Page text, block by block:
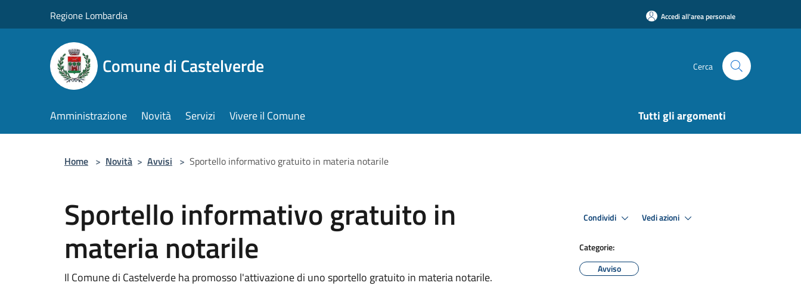
Regione Lombardia Accedi all'area personale
Comune di Castelverde Cerca
Amministrazione Novità Servizi Vivere il Comune Tutti gli argomenti
Home > Novità > Avvisi > Sportello informativo gratuito in materia notarile
Sportello informativo gratuito in
materia notarile
Il Comune di Castelverde ha promosso l'attivazione di uno sportello gratuito in materia notarile.
Condividi Vedi azioni
Categorie:
Avviso